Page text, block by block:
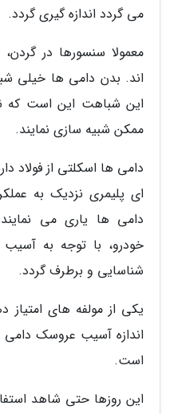
می گردد اندازه گیری گردد.
معمولا سنسورها در
اند. بدن دامی ها خیلی
این شباهت این است که
ممکن شبیه سازی نمایند.
دامی ها اسکلتی از فولاد
ای پلیمری نزدیک به
دامی ها یاری می
خودرو، با توجه به
شناسایی و برطرف گردد.
یکی از مولفه های امتیاز
اندازه آسیب عروسک
است.
این روزها حتی شاهد